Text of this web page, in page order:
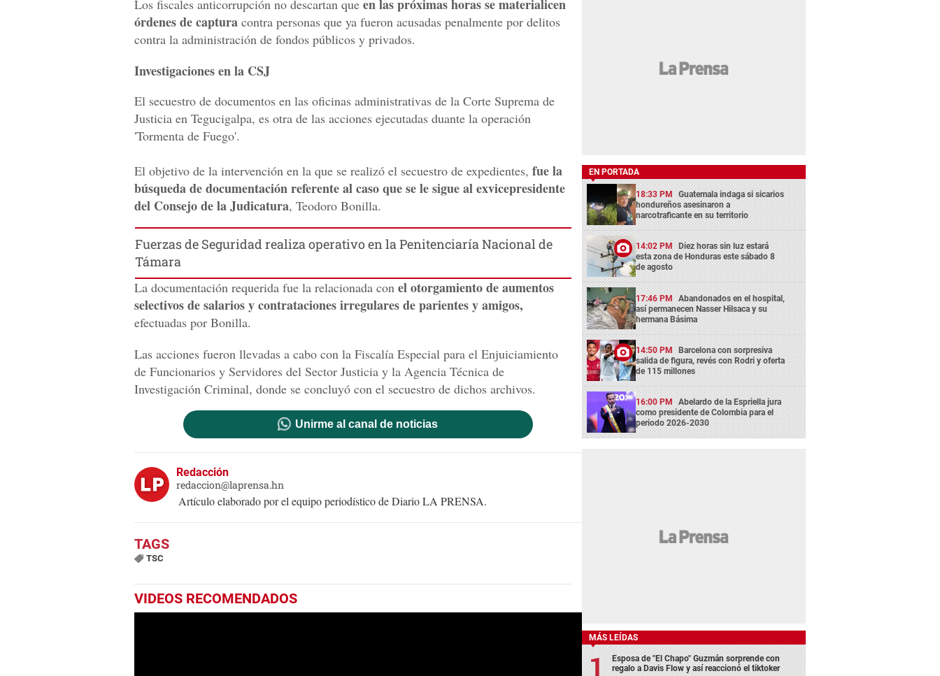
Los fiscales anticorrupción no descartan que en las próximas horas se materialicen
órdenes de captura contra personas que ya fueron acusadas penalmente por delitos
contra la administración de fondos públicos y privados.
Investigaciones en la CSJ
El secuestro de documentos en las oficinas administrativas de la Corte Suprema de
Justicia en Tegucigalpa, es otra de las acciones ejecutadas duante la operación
'Tormenta de Fuego'.
El objetivo de la intervención en la que se realizó el secuestro de expedientes, fue la
búsqueda de documentación referente al caso que se le sigue al exvicepresidente
del Consejo de la Judicatura, Teodoro Bonilla.
Fuerzas de Seguridad realiza operativo en la Penitenciaría Nacional de
Támara
La documentación requerida fue la relacionada con el otorgamiento de aumentos
selectivos de salarios y contrataciones irregulares de parientes y amigos,
efectuadas por Bonilla.
Las acciones fueron llevadas a cabo con la Fiscalía Especial para el Enjuiciamiento
de Funcionarios y Servidores del Sector Justicia y la Agencia Técnica de
Investigación Criminal, donde se concluyó con el secuestro de dichos archivos.
Unirme al canal de noticias
Redacción
redaccion@laprensa.hn
Artículo elaborado por el equipo periodístico de Diario LA PRENSA.
TSC
VIDEOS RECOMENDADOS
EN PORTADA
18:33 PM Guatemala indaga si sicarios
hondureños asesinaron a
narcotraficante en su territorio
14:02 PM Diez horas sin luz estará
esta zona de Honduras este sábado 8
de agosto
17:46 PM Abandonados en el hospital,
así permanecen Nasser Hilsaca y su
hermana Básima
14:50 PM Barcelona con sorpresiva
salida de figura, revés con Rodri y oferta
de 115 millones
16:00 PM Abelardo de la Espriella jura
como presidente de Colombia para el
periodo 2026-2030
MÁS LEÍDAS
Esposa de "El Chapo" Guzmán sorprende con
regalo a Davis Flow y así reaccionó el tiktoker